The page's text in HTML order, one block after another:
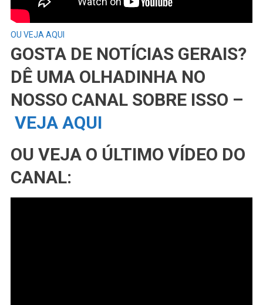
OU VEJA AQUI
GOSTA DE NOTÍCIAS GERAIS?
DÊ UMA OLHADINHA NO
NOSSO CANAL SOBRE ISSO –
VEJA AQUI
OU VEJA O ÚLTIMO VÍDEO DO
CANAL: